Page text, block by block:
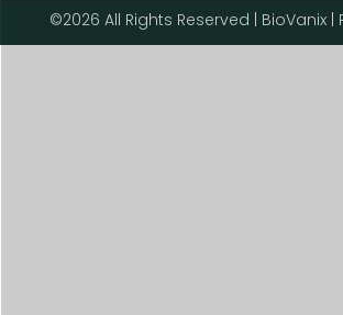
©2026 All Rights Reserved | BioVanix |